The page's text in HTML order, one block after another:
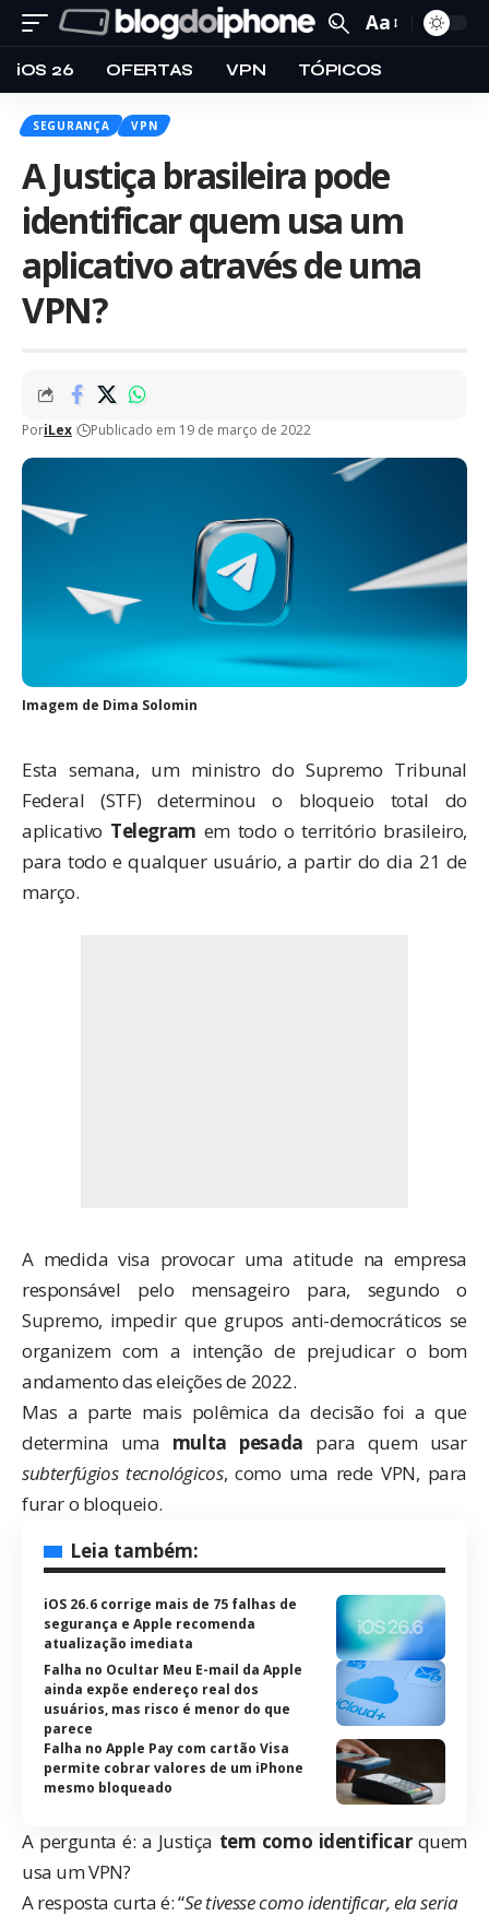
Aa
iOS 26 OFERTAS VPN TÓPICOS
SEGURANÇA VPN
A Justiça brasileira pode
identificar quem usa um
aplicativo através de uma
VPN?
PoriLex Publicado em 19 de março de 2022
Imagem de Dima Solomin
Esta semana, um ministro do Supremo Tribunal
Federal (STF) determinou o bloqueio total do
aplicativo Telegram em todo o território brasileiro,
para todo e qualquer usuário, a partir do dia 21 de
março.
A medida visa provocar uma atitude na empresa
responsável pelo mensageiro para, segundo o
Supremo, impedir que grupos anti-democráticos se
organizem com a intenção de prejudicar o bom
andamento das eleições de 2022.
Mas a parte mais polêmica da decisão foi a que
determina uma multa pesada para quem usar
subterfúgios tecnológicos, como uma rede VPN, para
furar o bloqueio.
Leia também:
iOS 26.6 corrige mais de 75 falhas de
segurança e Apple recomenda
atualização imediata
Falha no Ocultar Meu E-mail da Apple
ainda expõe endereço real dos
usuários, mas risco é menor do que
parece
Falha no Apple Pay com cartão Visa
permite cobrar valores de um iPhone
mesmo bloqueado
A pergunta é: a Justiça tem como identificarquem
usa um VPN?
A resposta curta é: “Se tivesse como identificar, ela seria